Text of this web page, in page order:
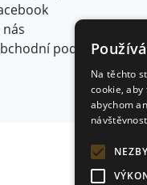
nás
podmínky
Na těchto
cookie,
abychom